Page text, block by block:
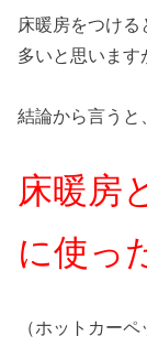
床暖房をつけ
多いと思います
結論から言うと
床暖房
に使っ
（ホットカー